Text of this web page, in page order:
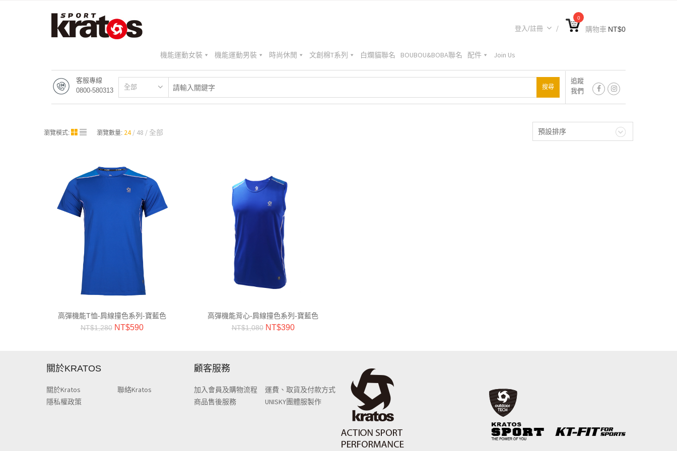
登入/註冊
0
購物車 NT$0
機能運動女裝 機能運動男裝 時尚休閒 文創棉T系列 白爛貓聯名 BOUBOU&BOBA聯名 配件 Join Us
客服專線
0800-580313
追蹤
我們
全部
預設排序
瀏覽模式: 瀏覽數量: 24 48 全部
高彈機能T恤-肩線撞色系列-寶藍色
NT$1,280 NT$590
高彈機能背心-肩線撞色系列-寶藍色
NT$1,080 NT$390
關於KRATOS
關於Kratos
聯絡Kratos
隱私權政策
顧客服務
加入會員及購物流程
運費、取貨及付款方式
商品售後服務
UNISKY團體服製作